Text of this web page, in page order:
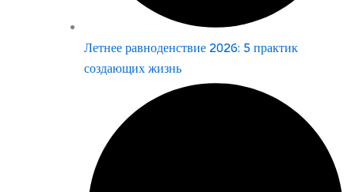
Летнее равноденствие 2026: 5 практик
создающих жизнь